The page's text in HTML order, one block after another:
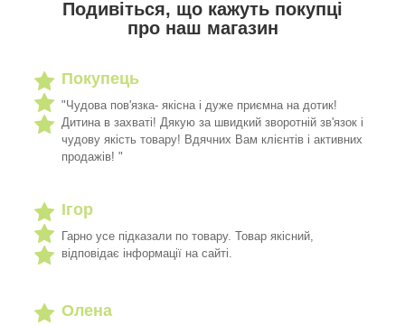
Подивіться, що кажуть покупці
про наш магазин
Покупець
"Чудова пов'язка- якісна і дуже приємна на дотик!
Дитина в захваті! Дякую за швидкий зворотній зв'язок і
чудову якість товару! Вдячних Вам клієнтів і активних
продажів! "
Ігор
Гарно усе підказали по товару. Товар якісний,
відповідає інформації на сайті.
Олена